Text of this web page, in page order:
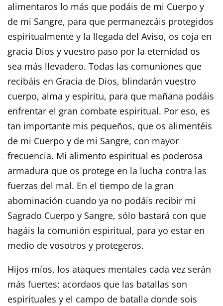
alimentaros lo más que podáis de mi Cuerpo y
de mi Sangre, para que permanezcáis protegidos
espiritualmente y la llegada del Aviso, os coja en
gracia Dios y vuestro paso por la eternidad os
sea más llevadero. Todas las comuniones que
recibáis en Gracia de Dios, blindarán vuestro
cuerpo, alma y espíritu, para que mañana podáis
enfrentar el gran combate espiritual. Por eso, es
tan importante mis pequeños, que os alimentéis
de mi Cuerpo y de mi Sangre, con mayor
frecuencia. Mi alimento espiritual es poderosa
armadura que os protege en la lucha contra las
fuerzas del mal. En el tiempo de la gran
abominación cuando ya no podáis recibir mi
Sagrado Cuerpo y Sangre, sólo bastará con que
hagáis la comunión espiritual, para yo estar en
medio de vosotros y protegeros.
Hijos míos, los ataques mentales cada vez serán
más fuertes; acordaos que las batallas son
espirituales y el campo de batalla donde sois